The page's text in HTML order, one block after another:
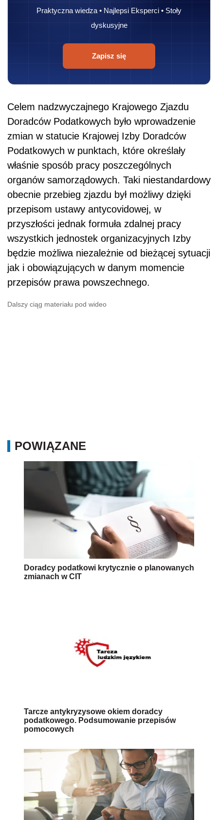
Praktyczna wiedza • Najlepsi Eksperci • Stoły
dyskusyjne
Zapisz się
Celem nadzwyczajnego Krajowego Zjazdu
Doradców Podatkowych było wprowadzenie
zmian w statucie Krajowej Izby Doradców
Podatkowych w punktach, które określały
właśnie sposób pracy poszczególnych
organów samorządowych. Taki niestandardowy
obecnie przebieg zjazdu był możliwy dzięki
przepisom ustawy antycovidowej, w
przyszłości jednak formuła zdalnej pracy
wszystkich jednostek organizacyjnych Izby
będzie możliwa niezależnie od bieżącej sytuacji
jak i obowiązujących w danym momencie
przepisów prawa powszechnego.
Dalszy ciąg materiału pod wideo
POWIĄZANE
Doradcy podatkowi krytycznie o planowanych
zmianach w CIT
Tarcze antykryzysowe okiem doradcy
podatkowego. Podsumowanie przepisów
pomocowych